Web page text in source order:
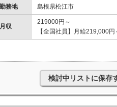
勤務地 島根県松江市
月収
219000円～
【全国社員】月給219,000
検討中リストに保存